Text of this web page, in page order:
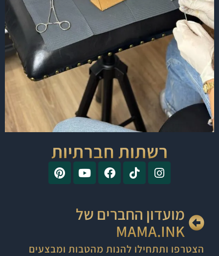
רשתות חברתיות
מועדון החברים של
MAMA.INK
הצטרפו ותתחילו להנות מהטבות ומבצעים